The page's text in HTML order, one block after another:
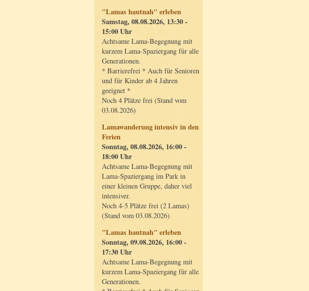
"Lamas hautnah" erleben
Samstag, 08.08.2026, 13:30 -
15:00 Uhr
Achtsame Lama-Begegnung mit
kurzem Lama-Spaziergang für alle
Generationen.
* Barrierefrei * Auch für Senioren
und für Kinder ab 4 Jahren
geeignet *
Noch 4 Plätze frei (Stand vom
03.08.2026)
Lamawanderung intensiv in den
Ferien
Sonntag, 08.08.2026, 16:00 -
18:00 Uhr
Achtsame Lama-Begegnung mit
Lama-Spaziergang im Park in
einer kleinen Gruppe, daher viel
intensiver.
Noch 4-5 Plätze frei (2 Lamas)
(Stand vom 03.08.2026)
"Lamas hautnah" erleben
Sonntag, 09.08.2026, 16:00 -
17:30 Uhr
Achtsame Lama-Begegnung mit
kurzem Lama-Spaziergang für alle
Generationen.